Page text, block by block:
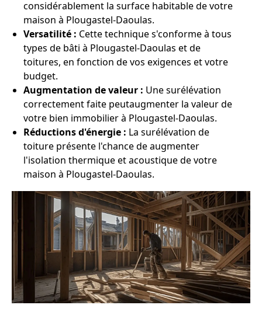
considérablement la surface habitable de votre
maison à Plougastel-Daoulas.
Versatilité : Cette technique s'conforme à tous
types de bâti à Plougastel-Daoulas et de
toitures, en fonction de vos exigences et votre
budget.
Augmentation de valeur : Une surélévation
correctement faite peutaugmenter la valeur de
votre bien immobilier à Plougastel-Daoulas.
Réductions d'énergie : La surélévation de
toiture présente l'chance de augmenter
l'isolation thermique et acoustique de votre
maison à Plougastel-Daoulas.